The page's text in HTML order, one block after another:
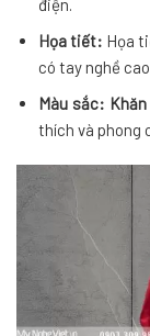
điện.
Họa tiết: Họa
có tay nghề
Màu sắc:
thích và phong